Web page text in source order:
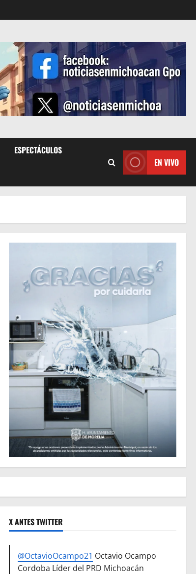
ESPECTÁCULOS
EN VIVO
X ANTES TWITTER
@OctavioOcampo21 Octavio Ocampo
Cordoba Líder del PRD Michoacán